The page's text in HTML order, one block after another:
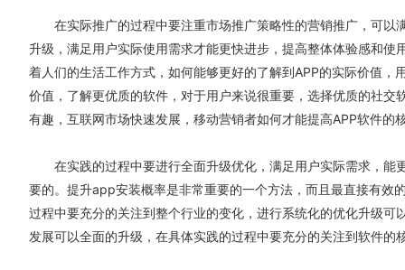
在实际推广的过程中要注重市场推广策略性的营销推广，可以
升级，满足用户实际使用需求才能更快进步，提高整体体验感和
着人们的生活工作方式，如何能够更好的了解到APP的实际价值
价值，了解更优质的软件，对于用户来说很重要，选择优质的社
有趣，互联网市场快速发展，移动营销者如何才能提高APP软件的
在实践的过程中要进行全面升级优化，满足用户实际需求，能
要的。 提升app安装概率是非常重要的一个方法，而且最直接有效
过程中要充分的关注到整个行业的变化，进行系统化的优化升级
发展可以全面的升级，在具体实践的过程中要充分的关注到软件的